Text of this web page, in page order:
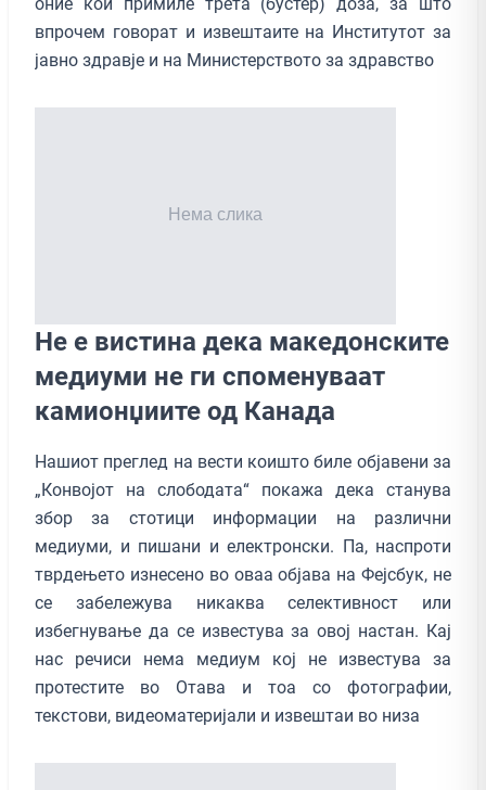
впрочем говорат и извештаите на Институтот за
јавно здравје и на Министерството за здравство
Не е вистина дека македонските
медиуми не ги споменуваат
камионџиите од Канада
Нашиот преглед на вести коишто биле објавени за
„Конвојот на слободата“ покажа дека станува
збор за стотици информации на различни
медиуми, и пишани и електронски. Па, наспроти
тврдењето изнесено во оваа објава на Фејсбук, не
се забележува никаква селективност или
избегнување да се известува за овој настан. Кај
нас речиси нема медиум кој не известува за
протестите во Отава и тоа со фотографии,
текстови, видеоматеријали и извештаи во низа